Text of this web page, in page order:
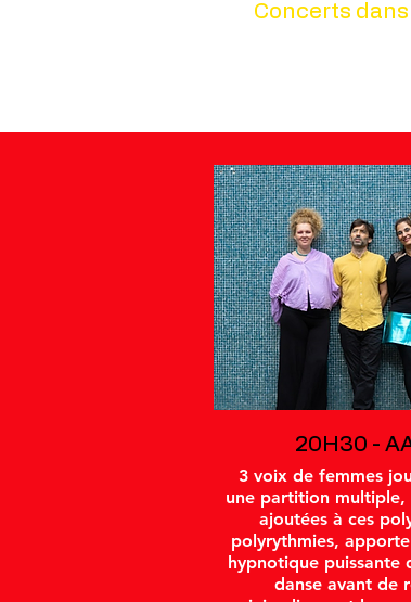
Concerts
20H30 -
3 voix de femmes
une partition multiple,
ajoutées à ces
polyrythmies,
hypnotique puissante
danse avant de